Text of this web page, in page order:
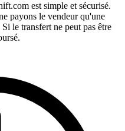
est simple et sécurisé.
payons le vendeur qu'une
le transfert ne peut pas être